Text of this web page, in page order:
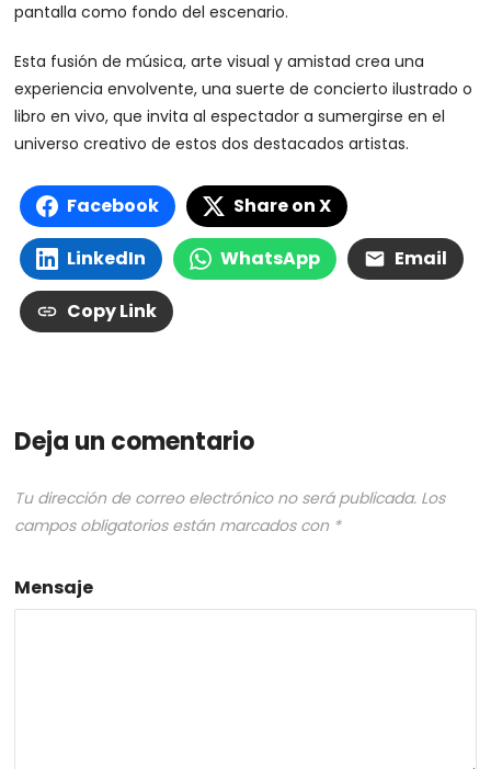
pantalla como fondo del escenario.
Esta fusión de música, arte visual y amistad crea una
experiencia envolvente, una suerte de concierto ilustrado o
libro en vivo, que invita al espectador a sumergirse en el
universo creativo de estos dos destacados artistas.
Facebook Share on X
LinkedIn WhatsApp Email
Copy Link
Deja un comentario
Tu dirección de correo electrónico no será publicada. Los
campos obligatorios están marcados con *
Mensaje